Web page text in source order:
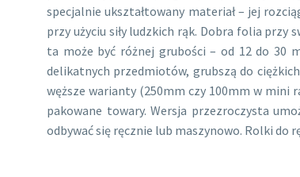
specjalnie ukształtowany materiał – jej
przy użyciu siły ludzkich rąk. Dobra folia
ta może być różnej grubości – od 12 do 30
delikatnych przedmiotów, grubszą do
węższe warianty (250mm czy 100mm w
pakowane towary. Wersja przezroczysta
odbywać się ręcznie lub maszynowo. Rolki do